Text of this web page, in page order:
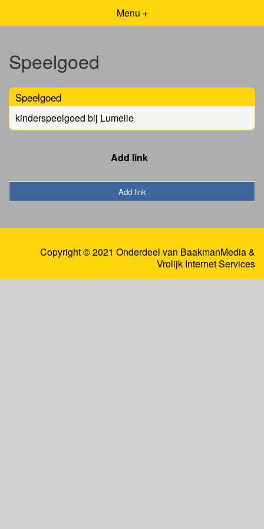
Menu +
Speelgoed
Speelgoed
kinderspeelgoed bij Lumelie
Add link
Add link
Copyright © 2021 Onderdeel van BaakmanMedia&
Vrolijk Internet Services